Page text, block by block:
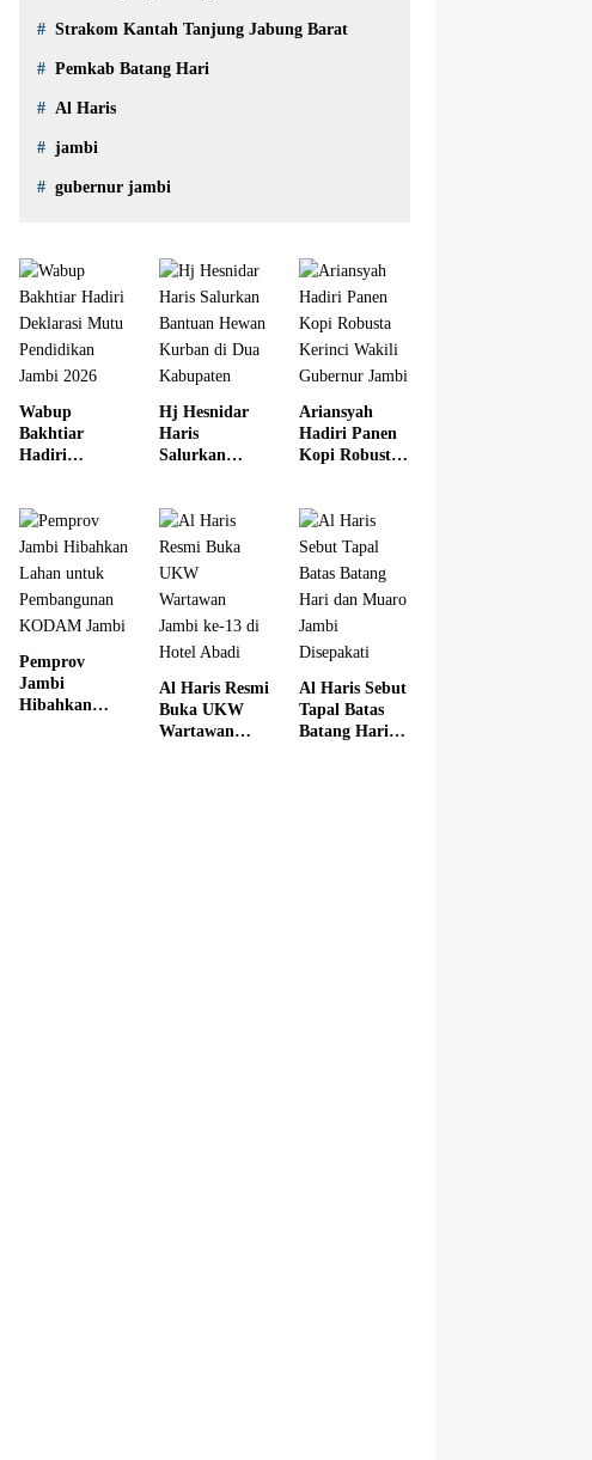
Strakom Kantah Tanjung Jabung Barat
Pemkab Batang Hari
Al Haris
jambi
gubernur jambi
Wabup
Bakhtiar
Hadiri
Pendidikan
Jambi 2026
Hj Hesnidar
Haris
Salurkan
Kurban di
Dua
Ariansyah
Hadiri Panen
Kopi Robusta
Jambi
Pemprov
Jambi
Hibahkan
Al Haris Resmi
Buka UKW
Wartawan
Al Haris Sebut
Tapal Batas
Batang Hari